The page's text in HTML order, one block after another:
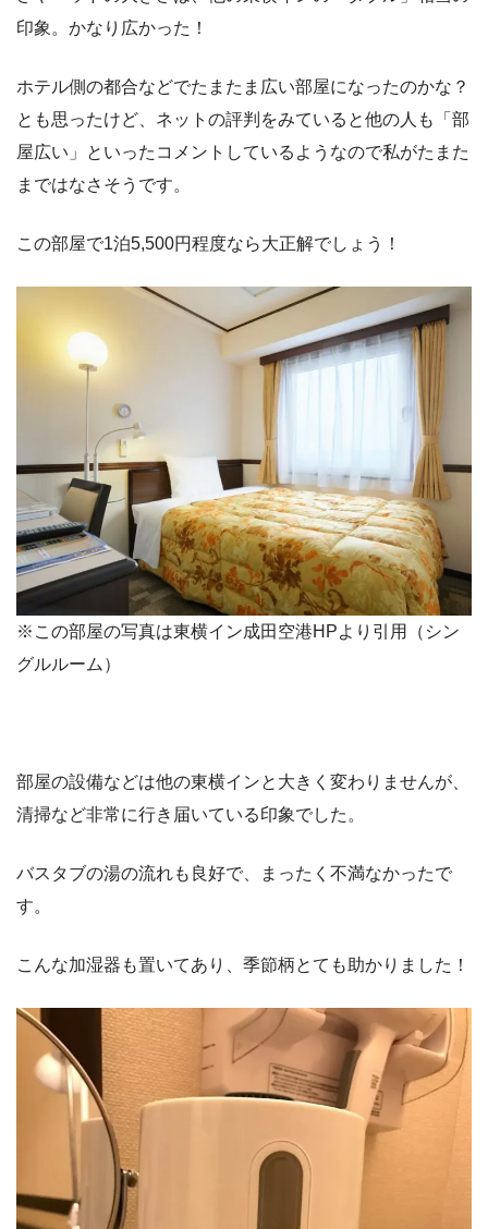
印象。かなり広かった！
ホテル側の都合などでたまたま広い部屋になったのかな？
とも思ったけど、ネットの評判をみていると他の人も「部
屋広い」といったコメントしているようなので私がたまた
まではなさそうです。
この部屋で1泊5,500円程度なら大正解でしょう！
※この部屋の写真は東横イン成田空港HPより引用（シン
グルルーム）
部屋の設備などは他の東横インと大きく変わりませんが、
清掃など非常に行き届いている印象でした。
バスタブの湯の流れも良好で、まったく不満なかったで
す。
こんな加湿器も置いてあり、季節柄とても助かりました！